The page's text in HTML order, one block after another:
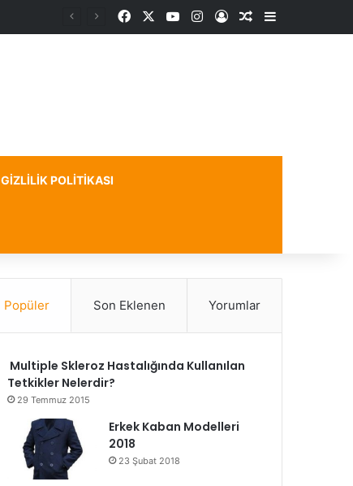
FacebookYouTubeInstagram
Kayıt OlRastgele Makale
Kenar
GIZLILIK POLITIKASI
Popüler Son Eklenen Yorumlar
Multiple Skleroz Hastalığında Kullanılan
Tetkikler Nelerdir?
29 Temmuz 2015
Erkek Kaban Modelleri
2018
23 Şubat 2018